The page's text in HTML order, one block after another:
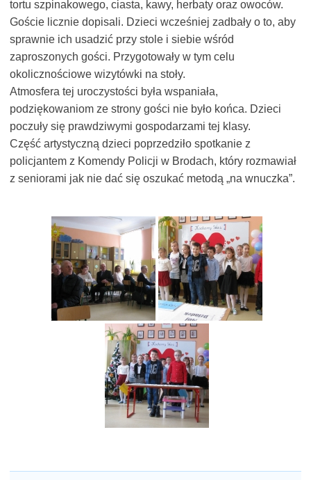
tortu szpinakowego, ciasta, kawy, herbaty oraz owoców.
Goście licznie dopisali. Dzieci wcześniej zadbały o to, aby
sprawnie ich usadzić przy stole i siebie wśród
zaproszonych gości. Przygotowały w tym celu
okolicznościowe wizytówki na stoły.
Atmosfera tej uroczystości była wspaniała,
podziękowaniom ze strony gości nie było końca. Dzieci
poczuły się prawdziwymi gospodarzami tej klasy.
Część artystyczną dzieci poprzedziło spotkanie z
policjantem z Komendy Policji w Brodach, który rozmawiał
z seniorami jak nie dać się oszukać metodą „na wnuczka”.